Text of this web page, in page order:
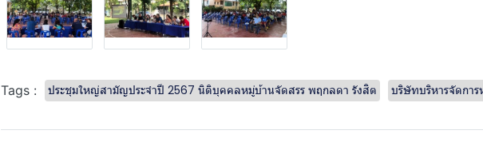
Tags : ประชุมใหญ่สามัญประจำปี 2567 นิติบุคคลหมู่บ้านจัดสรร พฤกลดา รังสิต บริษัทบริหารจัดกา